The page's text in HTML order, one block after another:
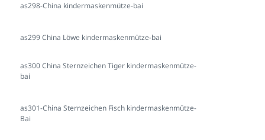
as298-China kindermaskenmütze-bai
as299 China Löwe kindermaskenmütze-bai
as300 China Sternzeichen Tiger kindermaskenmütze-
bai
as301-China Sternzeichen Fisch kindermaskenmütze-
Bai